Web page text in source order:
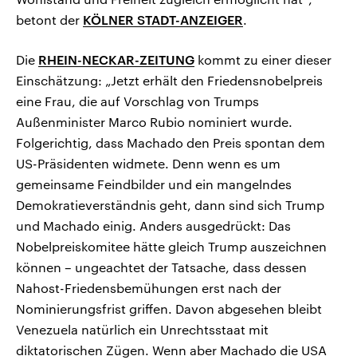
betont der KÖLNER STADT-ANZEIGER.
Die RHEIN-NECKAR-ZEITUNG kommt zu einer dieser
Einschätzung: „Jetzt erhält den Friedensnobelpreis
eine Frau, die auf Vorschlag von Trumps
Außenminister Marco Rubio nominiert wurde.
Folgerichtig, dass Machado den Preis spontan dem
US-Präsidenten widmete. Denn wenn es um
gemeinsame Feindbilder und ein mangelndes
Demokratieverständnis geht, dann sind sich Trump
und Machado einig. Anders ausgedrückt: Das
Nobelpreiskomitee hätte gleich Trump auszeichnen
können – ungeachtet der Tatsache, dass dessen
Nahost-Friedensbemühungen erst nach der
Nominierungsfrist griffen. Davon abgesehen bleibt
Venezuela natürlich ein Unrechtsstaat mit
diktatorischen Zügen. Wenn aber Machado die USA